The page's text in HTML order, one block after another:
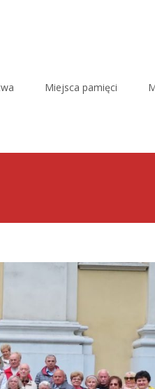
Miejsca pamięci